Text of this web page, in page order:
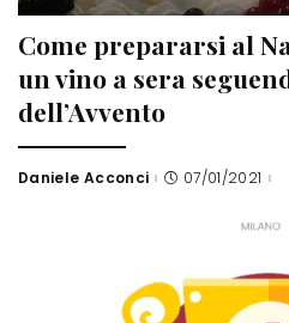
Come prepararsi al
un vino a sera
dell’Avvento
Posted
Daniele Acconci 07/01/2021